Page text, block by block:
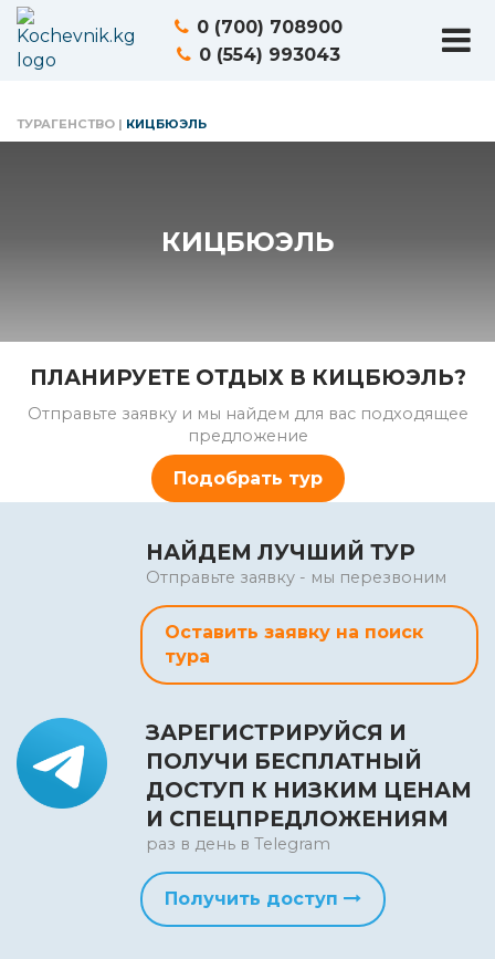
0 (700) 708900
0 (554) 993043
ТУРАГЕНСТВО | КИЦБЮЭЛЬ
КИЦБЮЭЛЬ
ПЛАНИРУЕТЕ ОТДЫХ В КИЦБЮЭЛЬ?
Отправьте заявку и мы найдем для вас подходящее
предложение
Подобрать тур
НАЙДЕМ ЛУЧШИЙ ТУР
Отправьте заявку - мы перезвоним
Оставить заявку на поиск
тура
ЗАРЕГИСТРИРУЙСЯ И
ПОЛУЧИ БЕСПЛАТНЫЙ
ДОСТУП К НИЗКИМ ЦЕНАМ
И СПЕЦПРЕДЛОЖЕНИЯМ
раз в день в Telegram
Получить доступ